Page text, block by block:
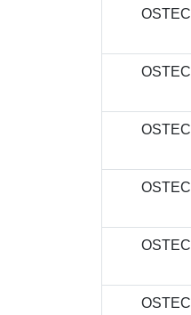
OSTEC
OSTEC
OSTEC
OSTEC
OSTEC
OSTEC